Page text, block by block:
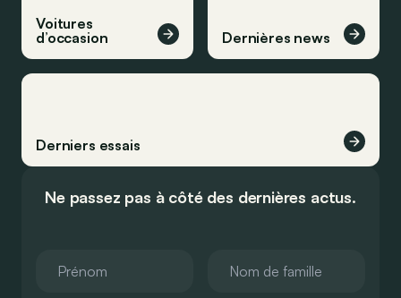
Voitures
d’occasion
Dernières news
Derniers essais
Ne passez pas à côté des dernières actus.